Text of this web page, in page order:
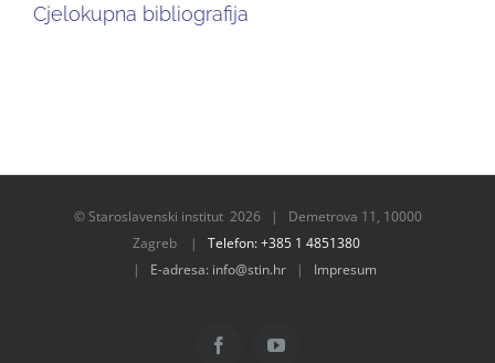
Cjelokupna bibliografija
© Staroslavenski institut 2026 | Demetrova 11, 10000
Zagreb | Telefon: +385 1 4851380
| E-adresa: info@stin.hr| Impresum
FacebookYouTube